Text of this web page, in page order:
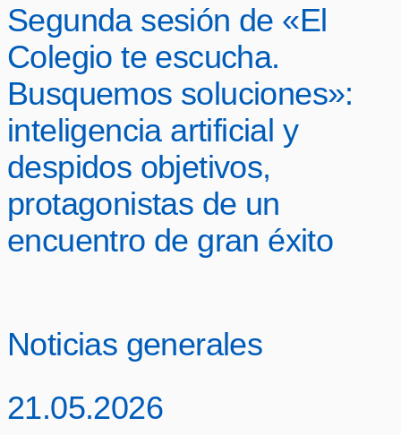
Segunda sesión de «El
Colegio te escucha.
Busquemos soluciones»:
inteligencia artificial y
despidos objetivos,
protagonistas de un
encuentro de gran éxito
Noticias generales
21.05.2026